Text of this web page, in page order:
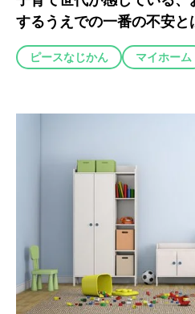
するうえでの一番の不安と
ピースなじかん マイホーム